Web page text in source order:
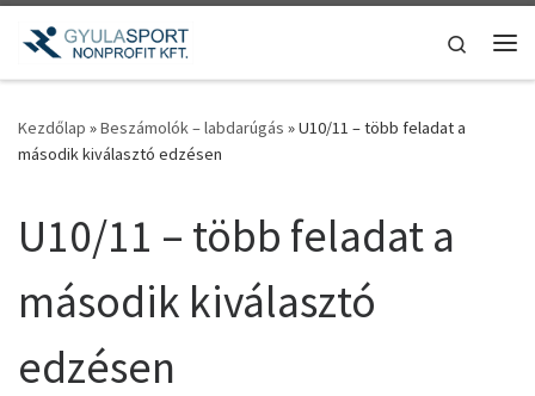
Teljes tartalom megjelenítése
Search
Kezdőlap »Beszámolók – labdarúgás »U10/11 – több feladat a
második kiválasztó edzésen
U10/11 – több feladat a
második kiválasztó
edzésen